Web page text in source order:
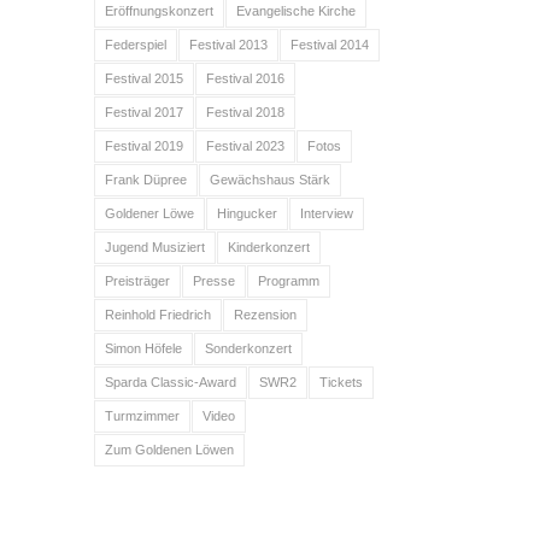
Eröffnungskonzert Evangelische Kirche
Federspiel Festival 2013 Festival 2014
Festival 2015 Festival 2016
Festival 2017 Festival 2018
Festival 2019 Festival 2023 Fotos
Frank Düpree Gewächshaus Stärk
Goldener Löwe Hingucker Interview
Jugend Musiziert Kinderkonzert
Preisträger Presse Programm
Reinhold Friedrich Rezension
Simon Höfele Sonderkonzert
Sparda Classic-Award SWR2 Tickets
Turmzimmer Video
Zum Goldenen Löwen